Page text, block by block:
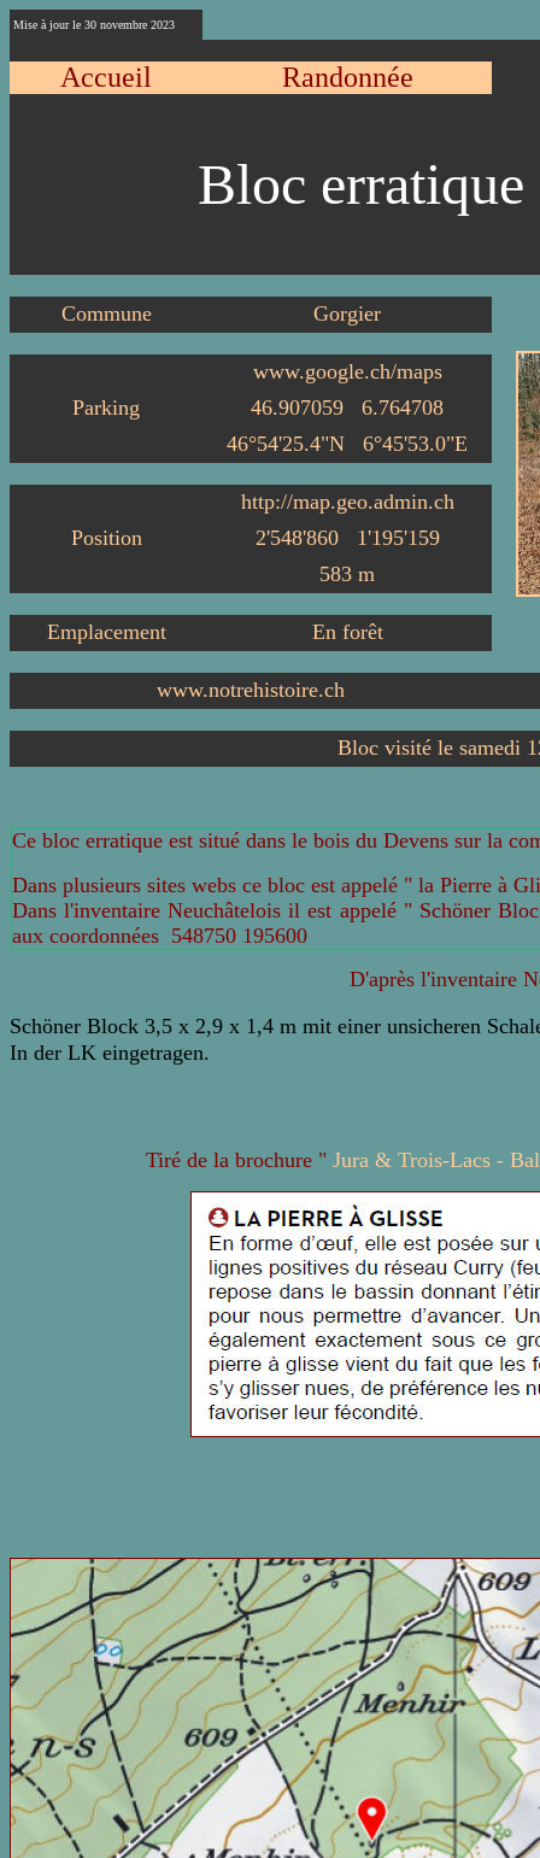
Mise à jour le 30 novembre 2023
Accueil Randonnée
Bloc
Commune Gorgier
Parking
www.google.ch/maps
46.907059
6.764708
46°54'25.4"N
6°45'53.0"E
Position
http://map.geo.admin.ch
2'548'860
1'195'159
583 m
Emplacement En forêt
www.notrehistoire.ch
Bloc visité le samedi
Ce bloc erratique est situé dans le bois du Devens sur la
Dans plusieurs sites webs ce bloc est appelé " la Pierre à
Dans l'inventaire Neuchâtelois il est appelé " Schöner
aux coordonnées 548750 195600
D'après l'inventaire
Schöner Block 3,5 x 2,9 x 1,4 m mit einer unsicheren
In der LK eingetragen.
Tiré de la brochure " Jura & Trois-Lacs -